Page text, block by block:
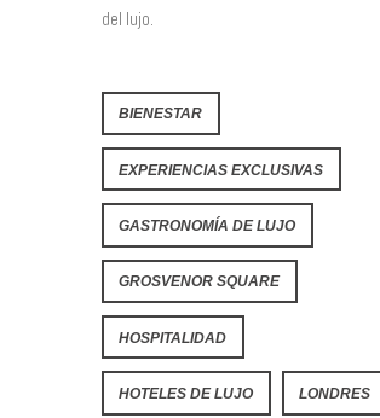
del lujo.
BIENESTAR
EXPERIENCIAS EXCLUSIVAS
GASTRONOMÍA DE LUJO
GROSVENOR SQUARE
HOSPITALIDAD
HOTELES DE LUJO LONDRES